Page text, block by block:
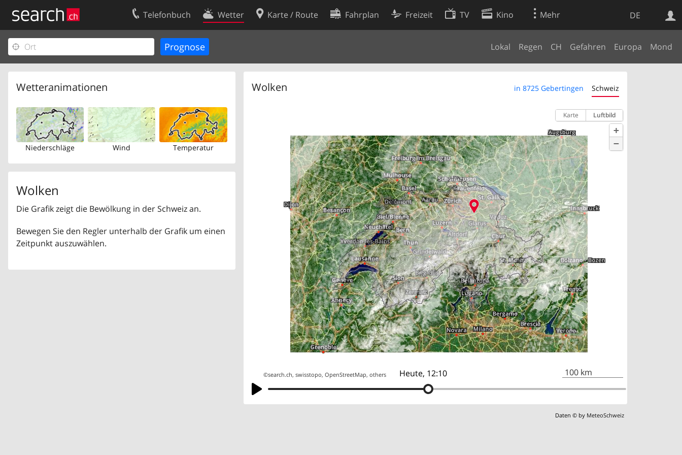
DE
Telefonbuch Wetter Karte / Route Fahrplan Freizeit TV Kino Mehr
Lokal Regen CH Gefahren Europa Mond
Wetteranimationen
Niederschläge Wind Temperatur
Wolken
Die Grafik zeigt die Bewölkung in der Schweiz an.
Bewegen Sie den Regler unterhalb der Grafik um einen
Zeitpunkt auszuwählen.
Wolken in 8725 Gebertingen Schweiz
Heute, 12:10
Karte Luftbild
+
−
©search.ch,swisstopo,OpenStreetMap,others 100 km
Daten © by MeteoSchweiz
Websuche
Ihr Eintrag
Kundencenter Geschäftskunden
Kontakt
Nutzungsbedingungen
Cookie-Einstellungen